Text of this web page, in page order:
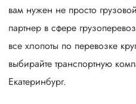
вам нужен не просто
партнер в сфере
все хлопоты по перевозке
выбирайте транспортную
Екатеринбург.